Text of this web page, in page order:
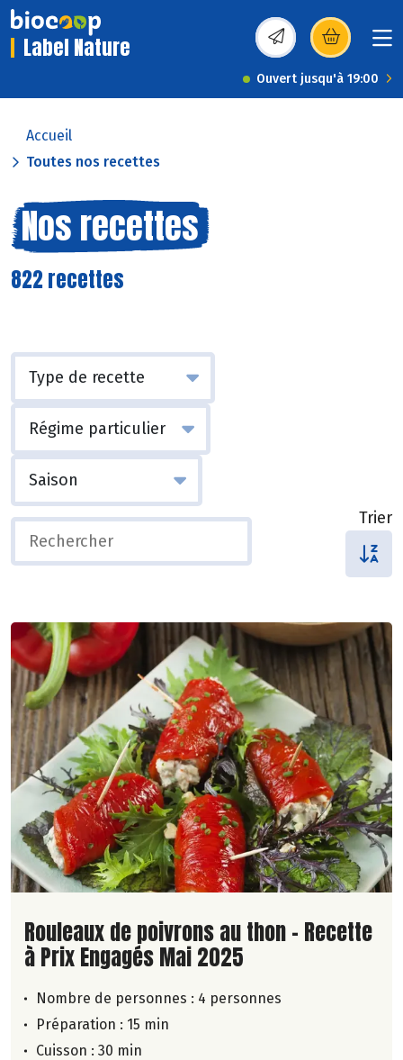
Label Nature (s’ouvre dans une
Ouvert jusqu'à 19:00
Accueil
Toutes nos recettes
Nos recettes
822 recettes
Trier
Lire la suite de la recette
Rouleaux de poivrons au thon - Recette
à Prix Engagés Mai 2025
Nombre de personnes : 4 personnes
Préparation : 15 min
Cuisson : 30 min